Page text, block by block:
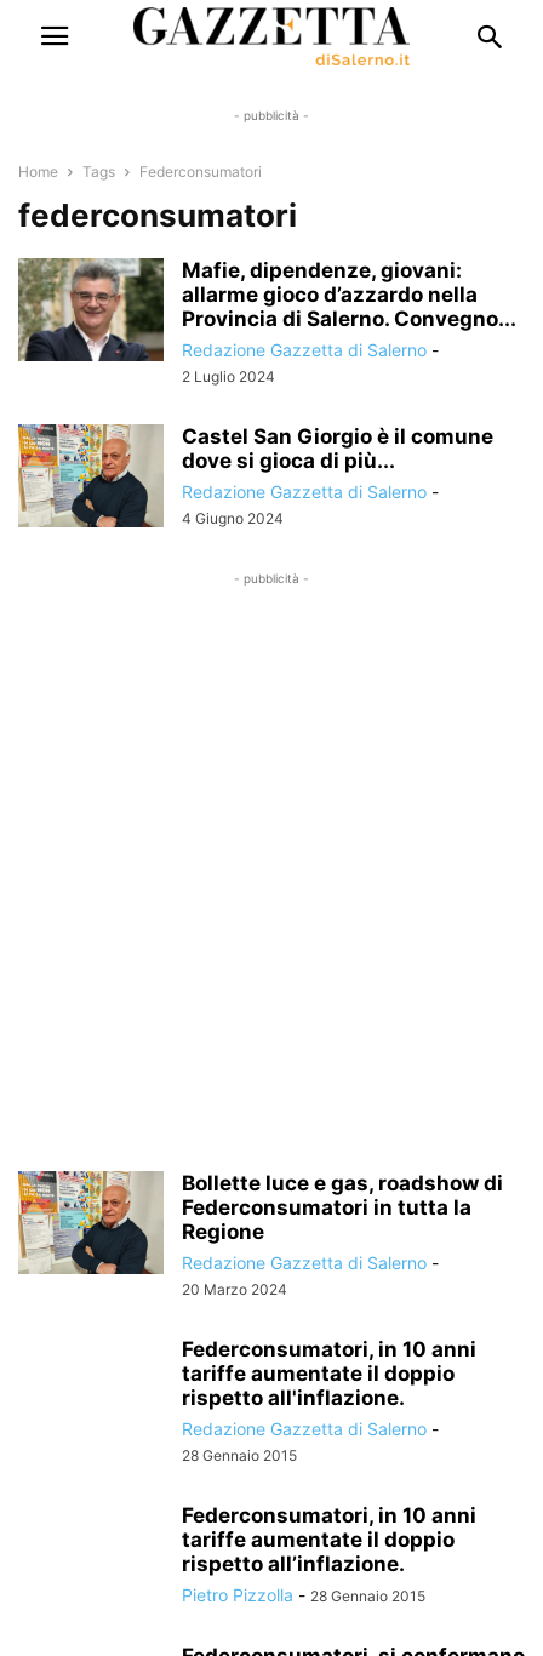
- pubblicità -
Home Tags Federconsumatori
federconsumatori
Mafie, dipendenze, giovani:
allarme gioco d’azzardo nella
Provincia di Salerno. Convegno...
Redazione Gazzetta di Salerno -
2 Luglio 2024
Castel San Giorgio è il comune
dove si gioca di più...
Redazione Gazzetta di Salerno -
4 Giugno 2024
- pubblicità -
Bollette luce e gas, roadshow di
Federconsumatori in tutta la
Regione
Redazione Gazzetta di Salerno -
20 Marzo 2024
Federconsumatori, in 10 anni
tariffe aumentate il doppio
rispetto all'inflazione.
Redazione Gazzetta di Salerno -
28 Gennaio 2015
Federconsumatori, in 10 anni
tariffe aumentate il doppio
rispetto all’inflazione.
Pietro Pizzolla - 28 Gennaio 2015